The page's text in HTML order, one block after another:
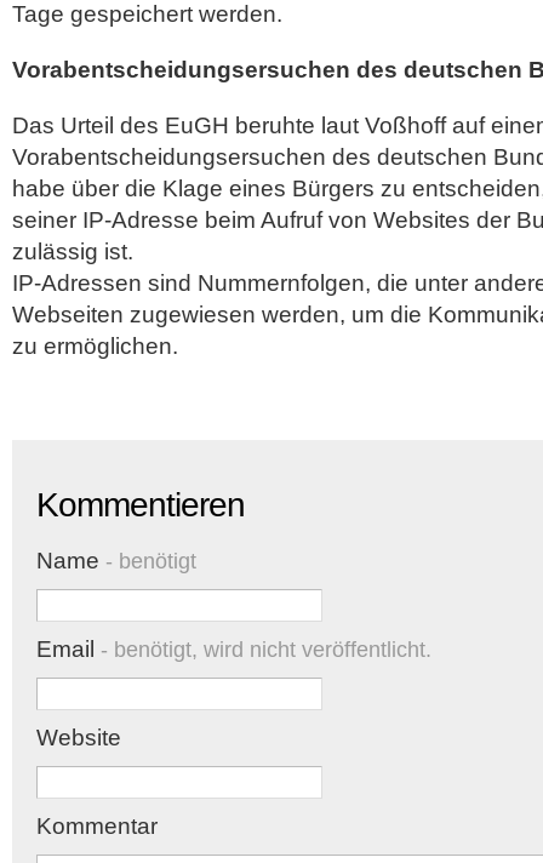
Tage gespeichert werden.
Vorabentscheidungsersuchen des deutschen
Das Urteil des EuGH beruhte laut Voßhoff auf
Vorabentscheidungsersuchen des deutschen
habe über die Klage eines Bürgers zu
seiner IP-Adresse beim Aufruf von Websites der
zulässig ist.
IP-Adressen sind Nummernfolgen, die unter
Webseiten zugewiesen werden, um die
zu ermöglichen.
Kommentieren
Name - benötigt
Email - benötigt, wird nicht veröffentlicht.
Website
Kommentar